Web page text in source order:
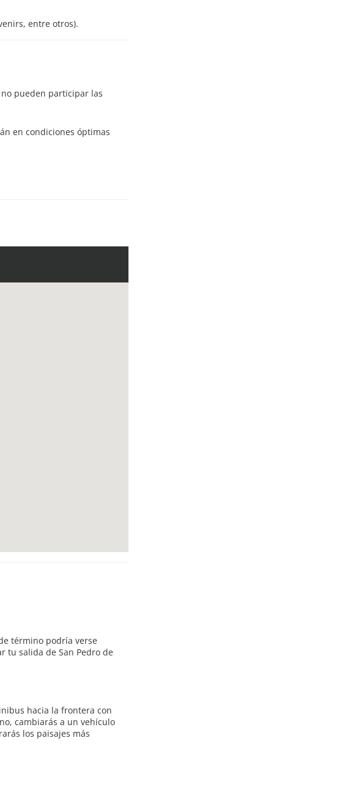
entre otros).
pueden participar las
en condiciones óptimas
término podría verse
tu salida de San Pedro de
hacia la frontera con
cambiarás a un vehículo
los paisajes más